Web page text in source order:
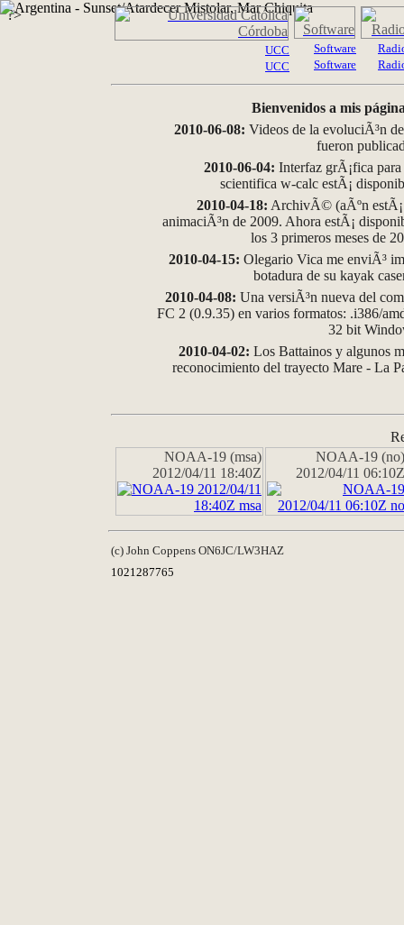
?>
UCC
UCC
Software
Software
Bienvenidos a mis
2010-06-08: Videos de la evoluciÃ³n
fueron
2010-06-04: Interfaz grÃ¡fica
scientifica w-calc estÃ¡
2010-04-18: ArchivÃ© (aÃºn
animaciÃ³n de 2009. Ahora estÃ¡
los 3 primeros meses de
2010-04-15: Olegario Vica me enviÃ³
botadura de su kayak
2010-04-08: Una versiÃ³n nueva del
FC 2 (0.9.35) en varios formatos: .i386/
32 bit
2010-04-02: Los Battainos y algunos
reconocimiento del trayecto Mare - La
NOAA-19 (msa)
2012/04/11 18:40Z
NOAA-19 (no)
2012/04/11 06:10Z
(c) John Coppens ON6JC/LW3HAZ
1021287765